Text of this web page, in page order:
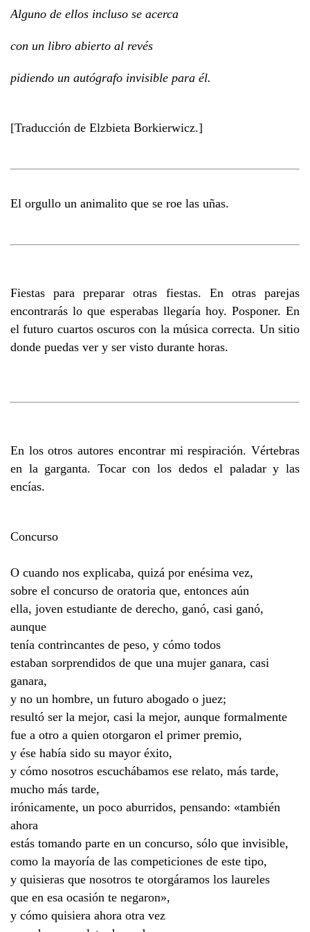
Alguno de ellos incluso se acerca
con un libro abierto al revés
pidiendo un autógrafo invisible para él.
[Traducción de Elzbieta Borkierwicz.]
El orgullo un animalito que se roe las uñas.
Fiestas para preparar otras fiestas. En otras parejas
encontrarás lo que esperabas llegaría hoy. Posponer. En
el futuro cuartos oscuros con la música correcta. Un sitio
donde puedas ver y ser visto durante horas.
En los otros autores encontrar mi respiración. Vértebras
en la garganta. Tocar con los dedos el paladar y las
encías.
Concurso
O cuando nos explicaba, quizá por enésima vez,
sobre el concurso de oratoria que, entonces aún
ella, joven estudiante de derecho, ganó, casi ganó,
aunque
tenía contrincantes de peso, y cómo todos
estaban sorprendidos de que una mujer ganara, casi
ganara,
y no un hombre, un futuro abogado o juez;
resultó ser la mejor, casi la mejor, aunque formalmente
fue a otro a quien otorgaron el primer premio,
y ése había sido su mayor éxito,
y cómo nosotros escuchábamos ese relato, más tarde,
mucho más tarde,
irónicamente, un poco aburridos, pensando: «también
ahora
estás tomando parte en un concurso, sólo que invisible,
como la mayoría de las competiciones de este tipo,
y quisieras que nosotros te otorgáramos los laureles
que en esa ocasión te negaron»,
y cómo quisiera ahora otra vez